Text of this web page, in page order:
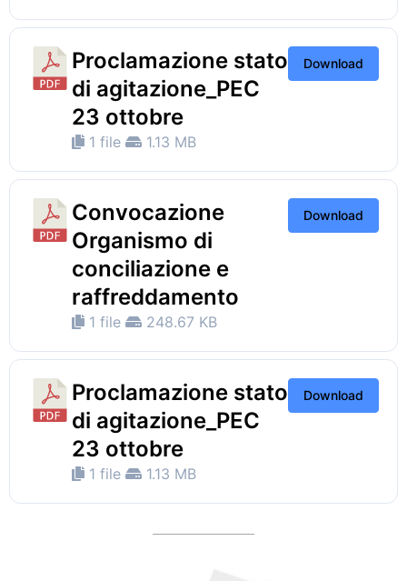
Proclamazione stato
di agitazione_PEC
23 ottobre
1 file 1.13 MB
Download
Convocazione
Organismo di
conciliazione e
raffreddamento
1 file 248.67 KB
Download
Proclamazione stato
di agitazione_PEC
23 ottobre
1 file 1.13 MB
Download